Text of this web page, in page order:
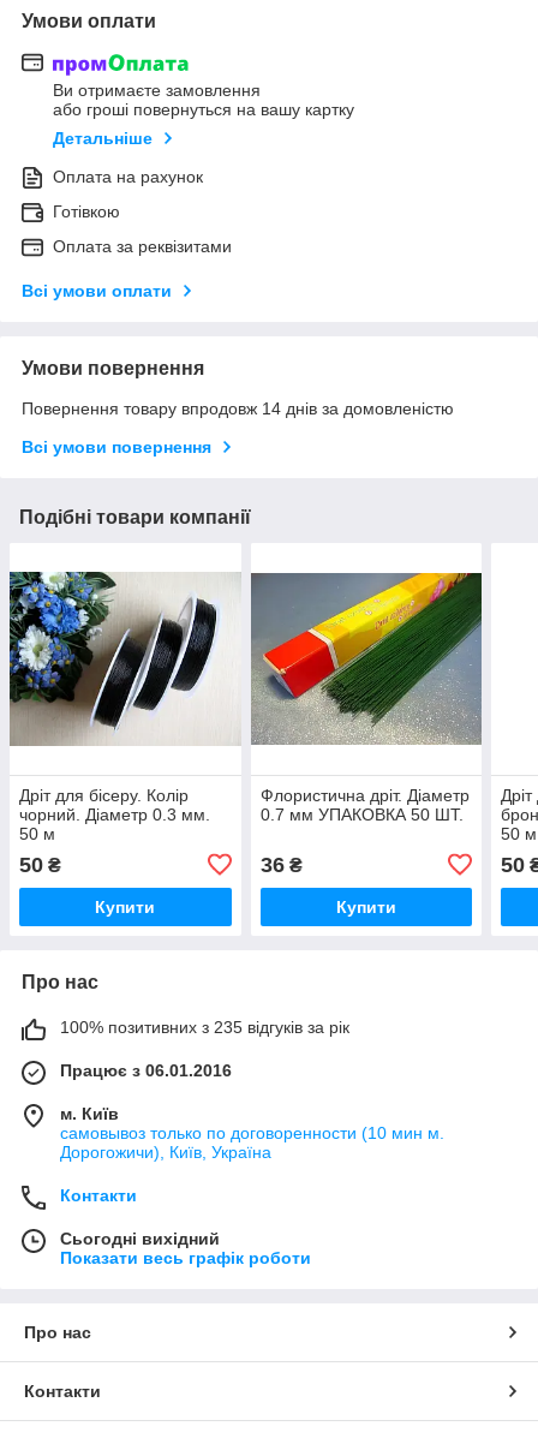
Умови оплати
Ви отримаєте замовлення
або гроші повернуться на вашу картку
Детальніше
Оплата на рахунок
Готівкою
Оплата за реквізитами
Всі умови оплати
Умови повернення
Повернення товару впродовж 14 днів за домовленістю
Всі умови повернення
Подібні товари компанії
Дріт для бісеру. Колір
чорний. Діаметр 0.3 мм.
50 м
50 ₴
Купити
Флористична дріт. Діаметр
0.7 мм УПАКОВКА 50 ШТ.
36₴
Купити
50
50
Про нас
100% позитивних з 235 відгуків за рік
Працює з 06.01.2016
м. Київ
самовывоз только по договоренности (10 мин м.
Дорогожичи), Київ, Україна
Контакти
Сьогодні вихідний
Показати весь графік роботи
Про нас
Контакти